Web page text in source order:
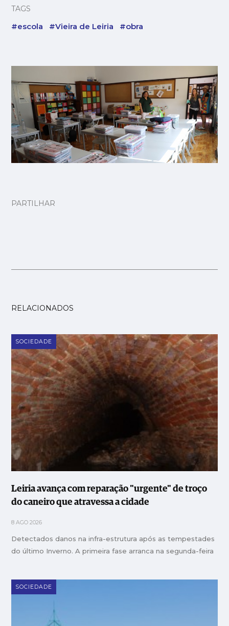
TAGS
#escola #Vieira de Leiria #obra
PARTILHAR
RELACIONADOS
SOCIEDADE
Leiria avança com reparação "urgente" de troço
do caneiro que atravessa a cidade
8 AGO 2026
Detectados danos na infra-estrutura após as tempestades
do último Inverno. A primeira fase arranca na segunda-feira
SOCIEDADE